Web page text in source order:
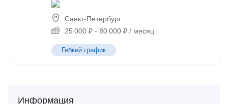
Санкт-Петербург
25 000 ₽ - 80 000 ₽ / месяц
Гибкий график
Информация